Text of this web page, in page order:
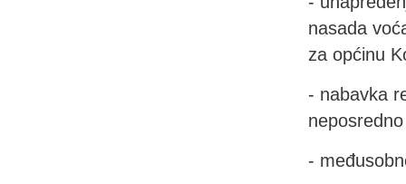
nasada
za općinu
- nabavka
-